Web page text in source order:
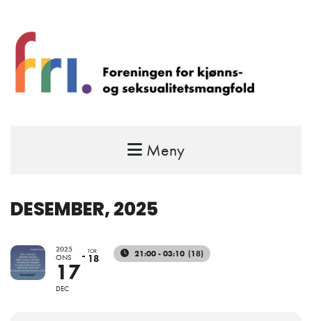
FRI – foreningen for kjønns- og
Meny
DESEMBER, 2025
2025
ONS
17
DEC
TOR
18 21:00 - 03:10 (18)